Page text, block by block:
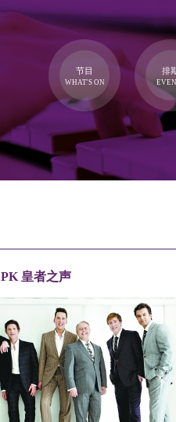
节目
WHAT'S ON
排
皇者之声